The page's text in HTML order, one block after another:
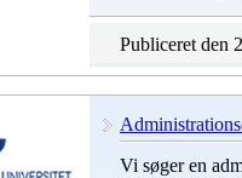
Publiceret den
Vi søger en